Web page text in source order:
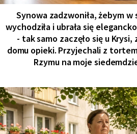
Synowa zadzwoniła, żebym
wychodziła i ubrała się
- tak samo zaczęło się u
domu opieki. Przyjechali z
Rzymu na moje